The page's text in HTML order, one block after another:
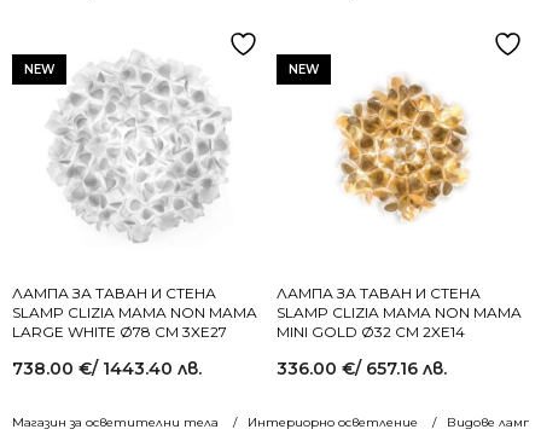
Магазин за осветителни тела Интериорно осветление Видове
NEW
ЛАМПА ЗА ТАВАН И СТЕНА
SLAMP CLIZIA MAMA NON MAMA
LARGE WHITE Ø78 СМ 3XE27
738.00 €/ 1443.40 лв.
NEW
ЛАМПА ЗА ТАВАН И СТЕНА
SLAMP CLIZIA MAMA NON MAMA
MINI GOLD Ø32 СМ 2XE14
336.00 €/ 657.16 лв.